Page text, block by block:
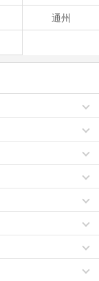
通州